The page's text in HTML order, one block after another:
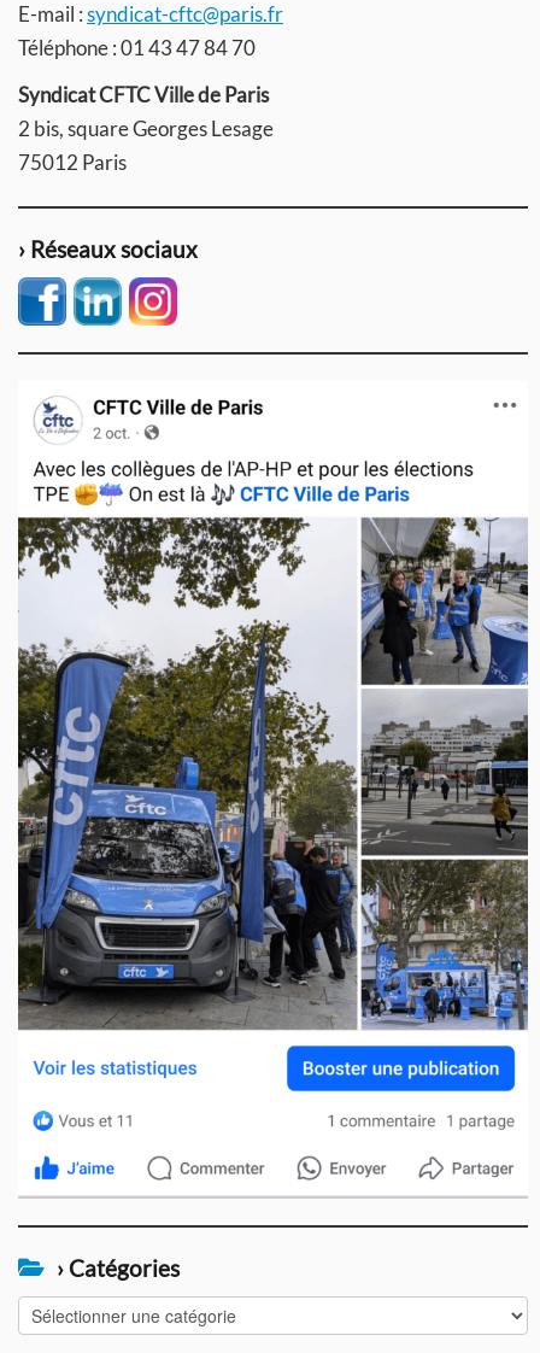
E-mail :syndicat-cftc@paris.fr
Téléphone : 01 43 47 84 70
Syndicat CFTC Ville de Paris
2 bis, square Georges Lesage
75012 Paris
› Réseaux sociaux
› Catégories
Catégories